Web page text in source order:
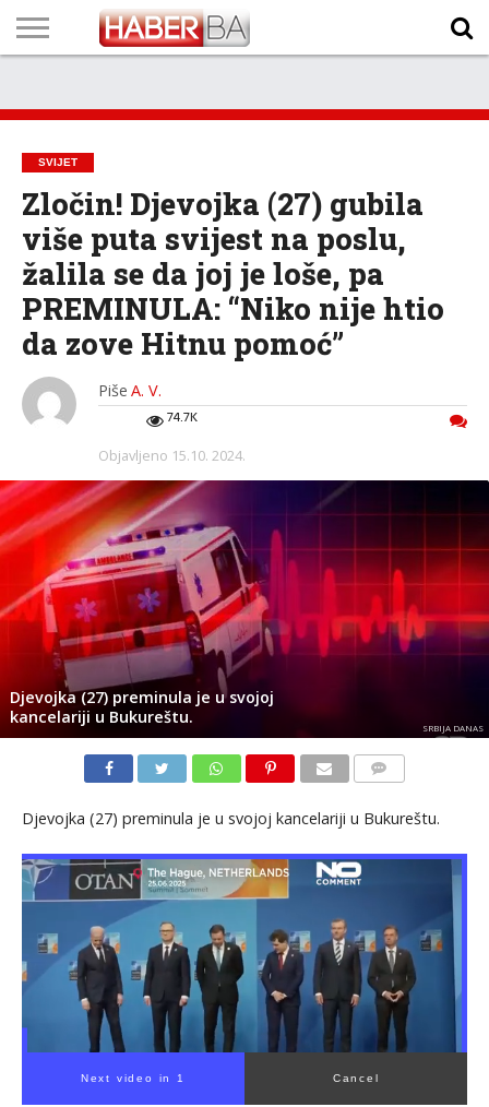
TECH
PROGRAM
PROGNOZA
PUTEVIMA
LISTA
NAMA
SVIJET
Zločin! Djevojka (27) gubila
više puta svijest na poslu,
žalila se da joj je loše, pa
PREMINULA: “Niko nije htio
da zove Hitnu pomoć”
Piše A. V.
74.7K
Objavljeno 15.10. 2024.
Djevojka (27) preminula je u svojoj
kancelariji u Bukureštu.
SRBIJA DANAS
Djevojka (27) preminula je u svojoj kancelariji u Bukureštu.
Next video in 1 Cancel